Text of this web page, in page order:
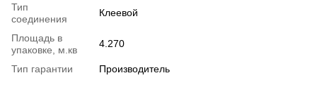
Тип
соединения
Клеевой
Площадь в
упаковке, м.кв
4.270
Тип гарантии Производитель